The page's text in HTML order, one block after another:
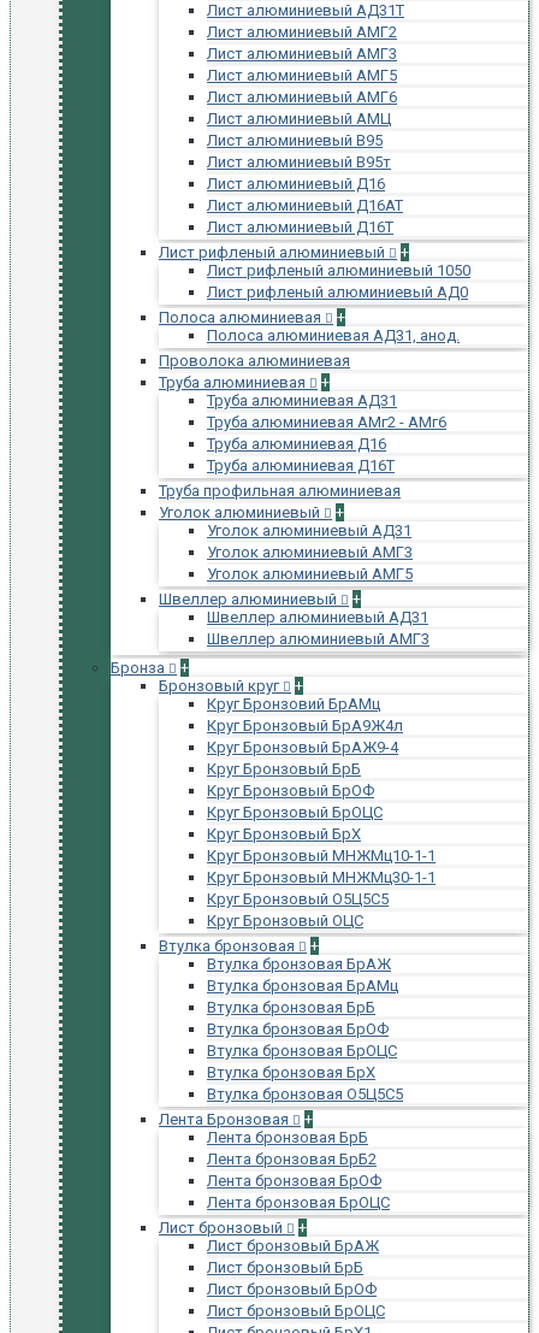
Лист алюминиевый АД31Т
Лист алюминиевый АМГ2
Лист алюминиевый АМГ3
Лист алюминиевый АМГ5
Лист алюминиевый АМГ6
Лист алюминиевый АМЦ
Лист алюминиевый В95
Лист алюминиевый В95т
Лист алюминиевый Д16
Лист алюминиевый Д16АТ
Лист алюминиевый Д16Т
Лист рифленый алюминиевый
+
Лист рифленый алюминиевый 1050
Лист рифленый алюминиевый АД0
Полоса алюминиевая
+
Полоса алюминиевая АД31, анод.
Проволока алюминиевая
Труба алюминиевая
+
Труба алюминиевая АД31
Труба алюминиевая АМг2 - АМг6
Труба алюминиевая Д16
Труба алюминиевая Д16Т
Труба профильная алюминиевая
Уголок алюминиевый
+
Уголок алюминиевый АД31
Уголок алюминиевый АМГ3
Уголок алюминиевый АМГ5
Швеллер алюминиевый
+
Швеллер алюминиевый АД31
Швеллер алюминиевый АМГ3
Бронза
+
Бронзовый круг
+
Круг Бронзовий БрАМц
Круг Бронзовый БрА9Ж4л
Круг Бронзовый БрАЖ9-4
Круг Бронзовый БрБ
Круг Бронзовый БрОФ
Круг Бронзовый БрОЦС
Круг Бронзовый БрХ
Круг Бронзовый МНЖМц10-1-1
Круг Бронзовый МНЖМц30-1-1
Круг Бронзовый О5Ц5С5
Круг Бронзовый ОЦС
Втулка бронзовая
+
Втулка бронзовая БрАЖ
Втулка бронзовая БрАМц
Втулка бронзовая БрБ
Втулка бронзовая БрОФ
Втулка бронзовая БрОЦС
Втулка бронзовая БрХ
Втулка бронзовая О5Ц5С5
Лента Бронзовая
+
Лента бронзовая БрБ
Лента бронзовая БрБ2
Лента бронзовая БрОФ
Лента бронзовая БрОЦС
Лист бронзовый
+
Лист бронзовый БрАЖ
Лист бронзовый БрБ
Лист бронзовый БрОФ
Лист бронзовый БрОЦС